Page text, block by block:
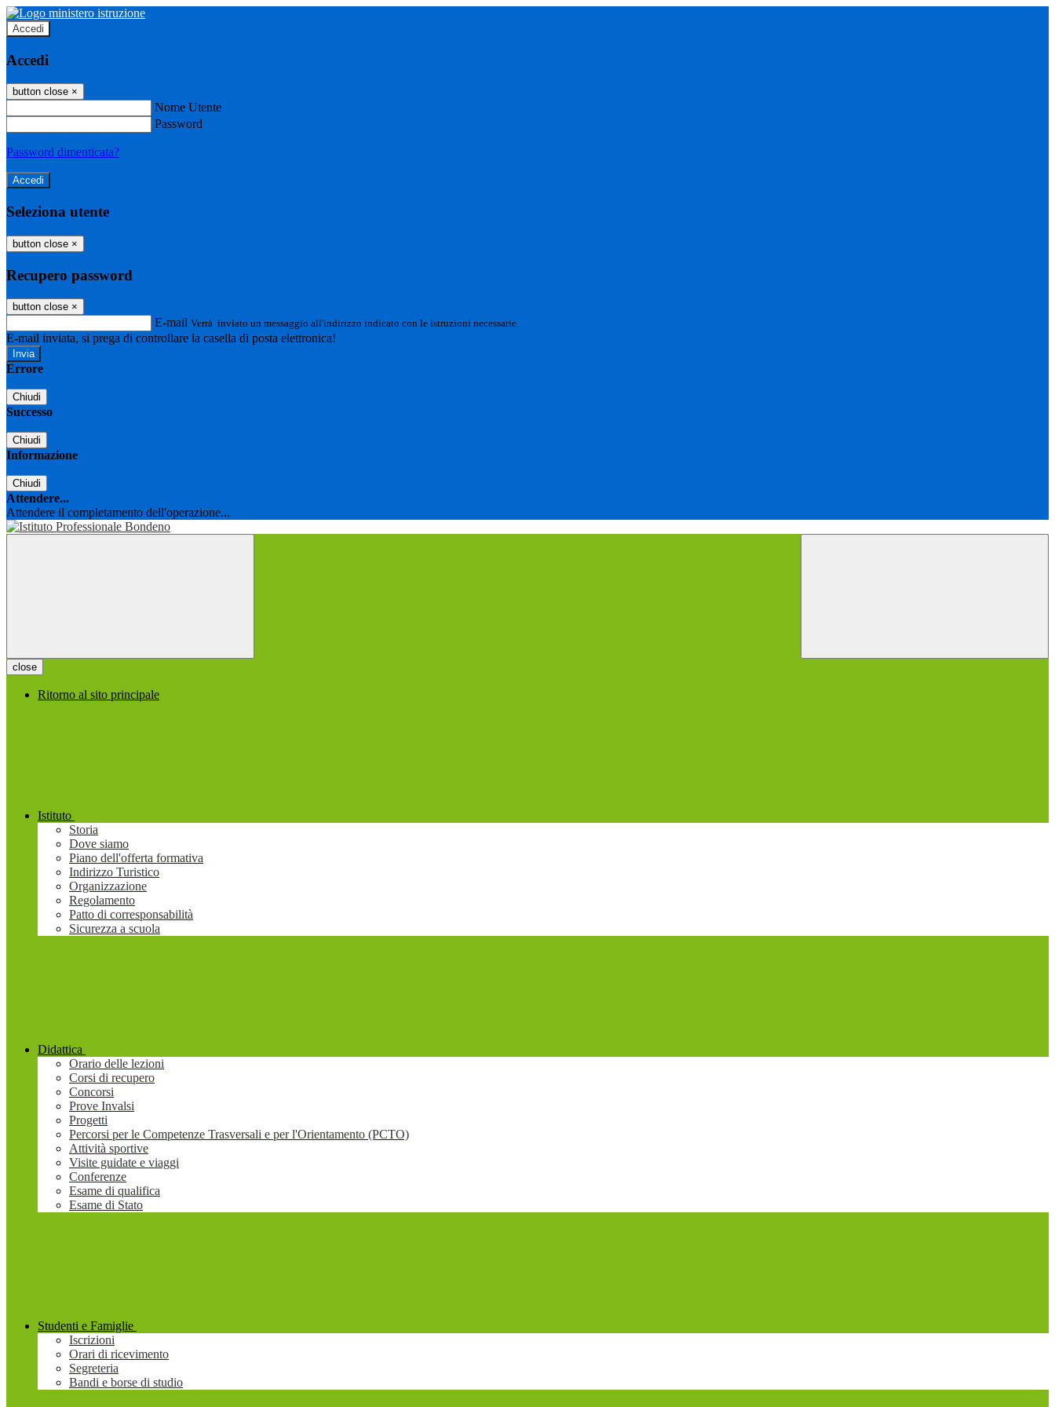
Accedi
Accedi
button close ×
Nome Utente
Password
Password dimenticata?
Seleziona utente
button close ×
Recupero password
button close ×
E-mail Verrà inviato un messaggio all'indirizzo indicato con le istruzioni necessarie.
E-mail inviata, si prega di controllare la casella di posta elettronica!
Errore
Chiudi
Successo
Chiudi
Informazione
Chiudi
Attendere...
Attendere il completamento dell'operazione...
close
Ritorno al sito principale
Istituto
Storia
Dove siamo
Piano dell'offerta formativa
Indirizzo Turistico
Organizzazione
Regolamento
Patto di corresponsabilità
Sicurezza a scuola
Didattica
Orario delle lezioni
Corsi di recupero
Concorsi
Prove Invalsi
Progetti
Percorsi per le Competenze Trasversali e per l'Orientamento (PCTO)
Attività sportive
Visite guidate e viaggi
Conferenze
Esame di qualifica
Esame di Stato
Studenti e Famiglie
Iscrizioni
Orari di ricevimento
Segreteria
Bandi e borse di studio